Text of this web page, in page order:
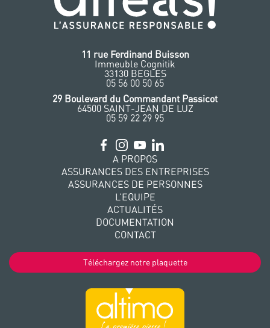
11 rue Ferdinand Buisson
Immeuble Cognitik
33130 BEGLES
‭05 56 00 50 65
‭29 Boulevard du Commandant Passicot
64500 SAINT-JEAN DE LUZ
05 59 22 29 95
A PROPOS
ASSURANCES DES ENTREPRISES
ASSURANCES DE PERSONNES
L’EQUIPE
ACTUALITÉS
DOCUMENTATION
CONTACT
Téléchargez notre plaquette